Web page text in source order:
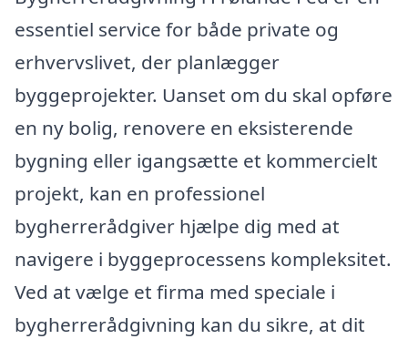
essentiel service for både private og
erhvervslivet, der planlægger
byggeprojekter. Uanset om du skal opføre
en ny bolig, renovere en eksisterende
bygning eller igangsætte et kommercielt
projekt, kan en professionel
bygherrerådgiver hjælpe dig med at
navigere i byggeprocessens kompleksitet.
Ved at vælge et firma med speciale i
bygherrerådgivning kan du sikre, at dit